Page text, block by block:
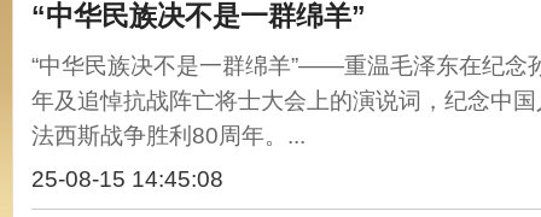
“中华民族决不是一群绵羊”
“中华民族决不是一群绵羊”——重温毛泽东在纪念
年及追悼抗战阵亡将士大会上的演说词，纪念中
法西斯战争胜利80周年。...
25-08-15 14:45:08